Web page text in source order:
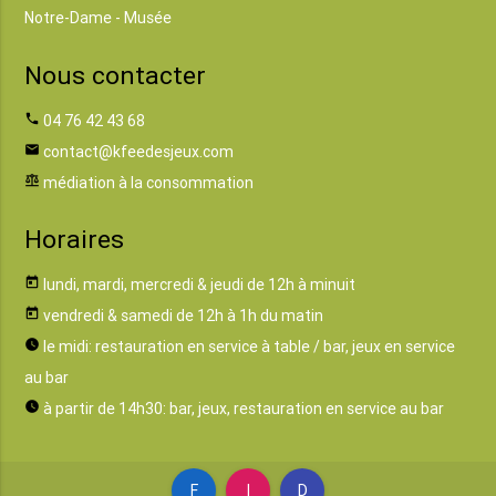
Notre-Dame - Musée
Nous contacter
phone 04 76 42 43 68
email contact@kfeedesjeux.com
balance médiation à la consommation
Horaires
today lundi, mardi, mercredi & jeudi de 12h à minuit
today vendredi & samedi de 12h à 1h du matin
watch_later le midi: restauration en service à table / bar, jeux en service
au bar
watch_later à partir de 14h30: bar, jeux, restauration en service au bar
F D